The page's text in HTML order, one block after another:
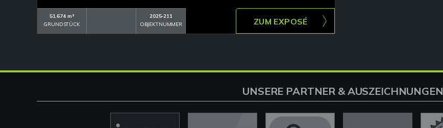
51.674 m²
GRUNDSTÜCK
2025-211
OBJEKTNUMMER
ZUM EXPOSÉ
UNSERE PARTNER & AUSZEICHNUNGEN